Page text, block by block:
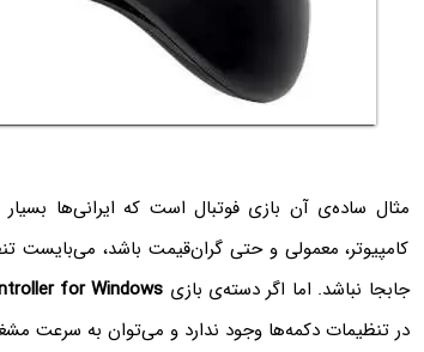
مثال ساده‌ی آن بازی فوتبال است که ایرانی‌ها
کامپیوتر، معمولی و حتی گران‌قیمت باشد، می‌بایست
جابجا نباشد. اما اگر دسته‌ی بازی for Windows
در تنظیمات دکمه‌ها وجود ندارد و می‌توان به سرعت